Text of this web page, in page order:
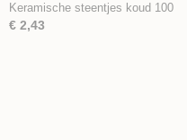
Keramische steentjes koud 100
€ 2,43